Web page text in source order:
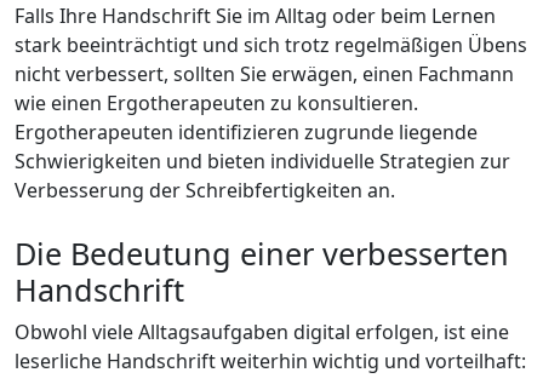
Falls Ihre Handschrift Sie im Alltag oder beim Lernen
stark beeinträchtigt und sich trotz regelmäßigen Übens
nicht verbessert, sollten Sie erwägen, einen Fachmann
wie einen Ergotherapeuten zu konsultieren.
Ergotherapeuten identifizieren zugrunde liegende
Schwierigkeiten und bieten individuelle Strategien zur
Verbesserung der Schreibfertigkeiten an.
Die Bedeutung einer verbesserten
Handschrift
Obwohl viele Alltagsaufgaben digital erfolgen, ist eine
leserliche Handschrift weiterhin wichtig und vorteilhaft: